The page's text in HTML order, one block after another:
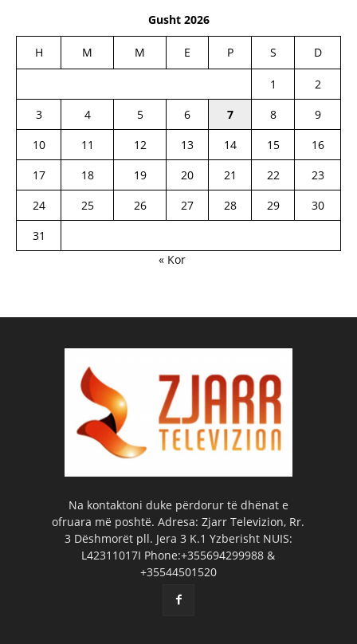
Gusht 2026
H M M E P S D
1
2
3
4 5 6 7 8
9
10
11 12 13 14 15
16
17
18 19 20 21 22
23
24
25 26 27 28 29
30
31
« Kor
Na kontaktoni duke përdorur të dhënat e
ofruara më poshtë. Adresa: Zjarr Televizion, Rr.
3 Dëshmorët pll. Jera 3 K.1 Yzberisht NUIS:
L42311017I Phone:+355694299988 &
+35544501520